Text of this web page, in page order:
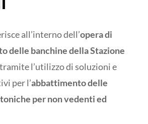
all’interno dell’opera di
delle banchine della Stazione
tramite l’utilizzo di soluzioni e
per l’abbattimento delle
per non vedenti ed